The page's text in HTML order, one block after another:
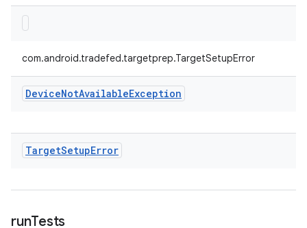
com.android.tradefed.targetprep.TargetSetupError
DeviceNotAvailableException
TargetSetupError
runTests